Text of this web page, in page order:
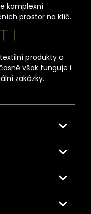
komplexní
prostor na klíč.
produkty a
však funguje i
zakázky.